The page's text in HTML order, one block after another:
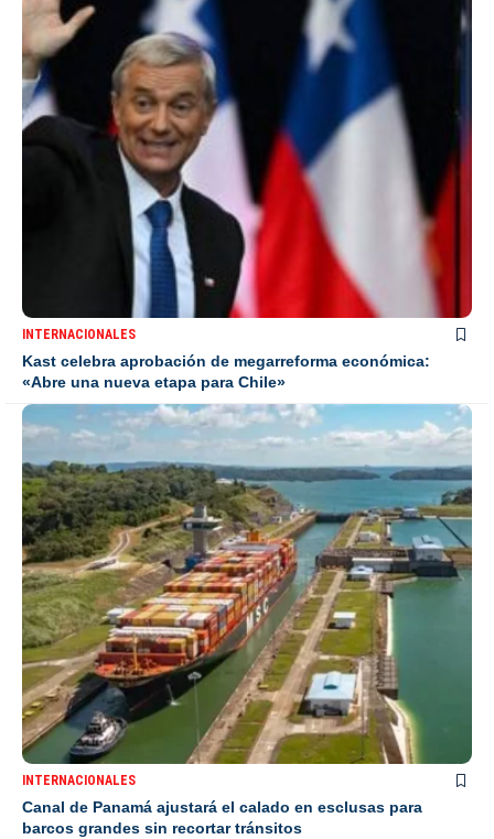
INTERNACIONALES
Kast celebra aprobación de megarreforma económica:
«Abre una nueva etapa para Chile»
INTERNACIONALES
Canal de Panamá ajustará el calado en esclusas para
barcos grandes sin recortar tránsitos